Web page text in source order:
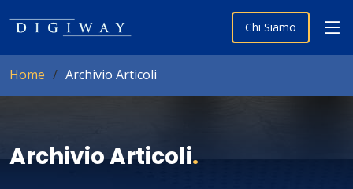
Chi Siamo
Home Archivio Articoli
Archivio Articoli.